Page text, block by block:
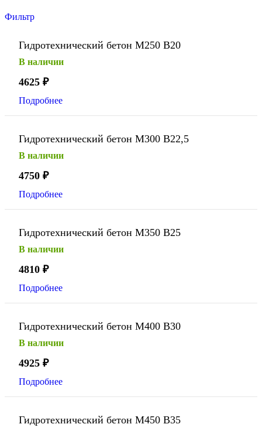
Фильтр
Гидротехнический бетон М250 В20
В наличии
4625 ₽
Подробнее
Гидротехнический бетон М300 В22,5
В наличии
4750 ₽
Подробнее
Гидротехнический бетон М350 В25
В наличии
4810 ₽
Подробнее
Гидротехнический бетон М400 В30
В наличии
4925 ₽
Подробнее
Гидротехнический бетон М450 В35